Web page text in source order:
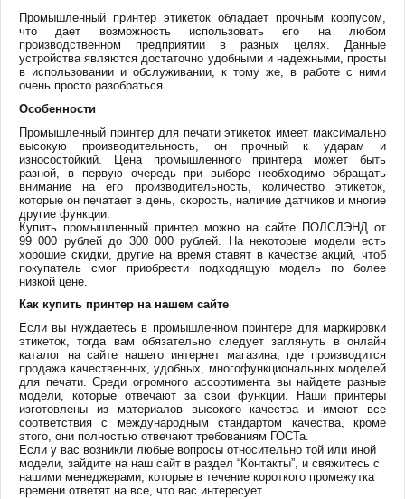
Промышленный принтер этикеток обладает прочным корпусом,
что дает возможность использовать его на любом
производственном предприятии в разных целях. Данные
устройства являются достаточно удобными и надежными, просты
в использовании и обслуживании, к тому же, в работе с ними
очень просто разобраться.
Особенности
Промышленный принтер для печати этикеток имеет максимально
высокую производительность, он прочный к ударам и
износостойкий. Цена промышленного принтера может быть
разной, в первую очередь при выборе необходимо обращать
внимание на его производительность, количество этикеток,
которые он печатает в день, скорость, наличие датчиков и многие
другие функции.
Купить промышленный принтер можно на сайте ПОЛСЛЭНД от
99 000 рублей до 300 000 рублей. На некоторые модели есть
хорошие скидки, другие на время ставят в качестве акций, чтоб
покупатель смог приобрести подходящую модель по более
низкой цене.
Как купить принтер на нашем сайте
Если вы нуждаетесь в промышленном принтере для маркировки
этикеток, тогда вам обязательно следует заглянуть в онлайн
каталог на сайте нашего интернет магазина, где производится
продажа качественных, удобных, многофункциональных моделей
для печати. Среди огромного ассортимента вы найдете разные
модели, которые отвечают за свои функции. Наши принтеры
изготовлены из материалов высокого качества и имеют все
соответствия с международным стандартом качества, кроме
этого, они полностью отвечают требованиям ГОСТа.
Если у вас возникли любые вопросы относительно той или иной
модели, зайдите на наш сайт в раздел “Контакты”, и свяжитесь с
нашими менеджерами, которые в течение короткого промежутка
времени ответят на все, что вас интересует.